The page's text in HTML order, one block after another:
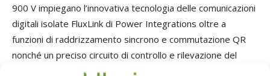
900 V impiegano l’innovativa tecnologia delle comunicazioni
digitali isolate FluxLink di Power Integrations oltre a
funzioni di raddrizzamento sincrono e commutazione QR
nonché un preciso circuito di controllo e rilevazione del
segnale di retroazione al secondario. Ne risultano circuiti di